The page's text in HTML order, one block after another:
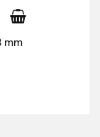
mm